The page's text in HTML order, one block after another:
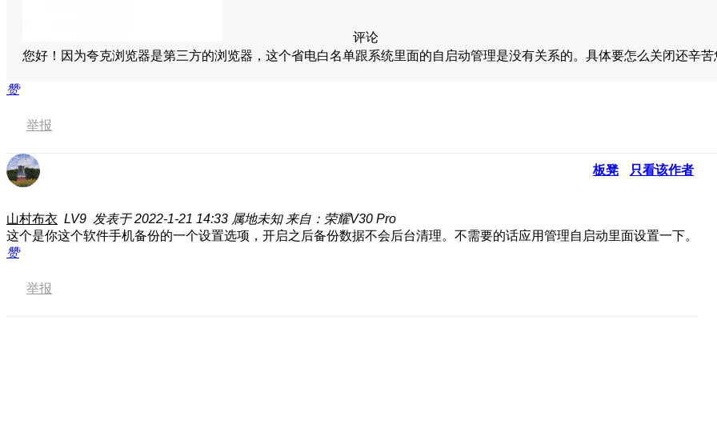
评论
您好！因为夸克浏览器是第三方的浏览器，这个省电白名单跟系统里面的自启动管理是没有关系的。具体要怎么关闭还辛
赞
举报
板凳 只看该作者
山村布衣 LV9 发表于 2022-1-21 14:33 属地未知 来自：荣耀V30 Pro
这个是你这个软件手机备份的一个设置选项，开启之后备份数据不会后台清理。不需要的话应用管理自启动里面设置一下。
赞
举报